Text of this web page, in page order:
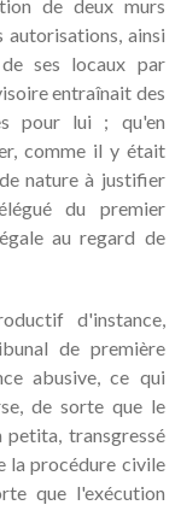
de deux murs
autorisations, ainsi
ses locaux par
entraînait des
pour lui ; qu'en
comme il y était
nature à justifier
du premier
au regard de
d'instance,
de première
abusive, ce qui
de sorte que le
transgressé
la procédure civile
que l'exécution